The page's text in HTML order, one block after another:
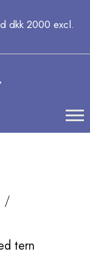
dkk 2000 excl.
tern